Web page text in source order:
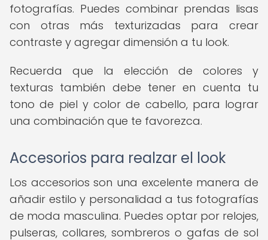
fotografías. Puedes combinar prendas lisas
con otras más texturizadas para crear
contraste y agregar dimensión a tu look.
Recuerda que la elección de colores y
texturas también debe tener en cuenta tu
tono de piel y color de cabello, para lograr
una combinación que te favorezca.
Accesorios para realzar el look
Los accesorios son una excelente manera de
añadir estilo y personalidad a tus fotografías
de moda masculina. Puedes optar por relojes,
pulseras, collares, sombreros o gafas de sol